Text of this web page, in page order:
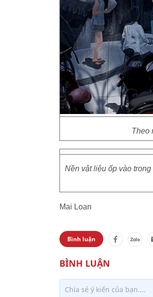
Theo
Nền vật liệu ốp vào
Mai Loan
Bình luận